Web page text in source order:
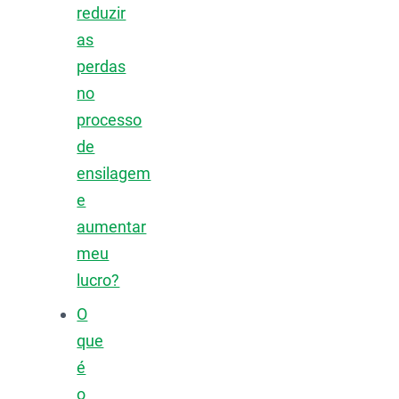
reduzir
as
perdas
no
processo
de
ensilagem
e
aumentar
meu
lucro?
O
que
é
o